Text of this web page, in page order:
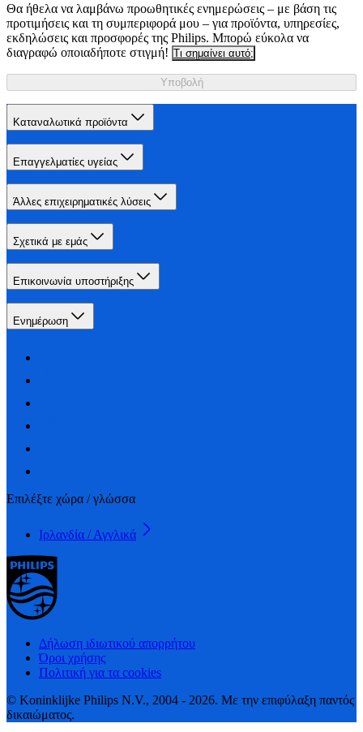
Θα ήθελα να λαμβάνω προωθητικές ενημερώσεις – με βάση τις
προτιμήσεις και τη συμπεριφορά μου – για προϊόντα, υπηρεσίες,
εκδηλώσεις και προσφορές της Philips. Μπορώ εύκολα να
διαγραφώ οποιαδήποτε στιγμή! Τι σημαίνει αυτό;
Υποβολή
Καταναλωτικά προϊόντα
Επαγγελματίες υγείας
Άλλες επιχειρηματικές λύσεις
Σχετικά με εμάς
Επικοινωνία υποστήριξης
Ενημέρωση
Επιλέξτε χώρα / γλώσσα
Ιρλανδία / Αγγλικά
Δήλωση ιδιωτικού απορρήτου
Όροι χρήσης
Πολιτική για τα cookies
© Koninklijke Philips N.V., 2004 - 2026. Με την επιφύλαξη παντός
δικαιώματος.